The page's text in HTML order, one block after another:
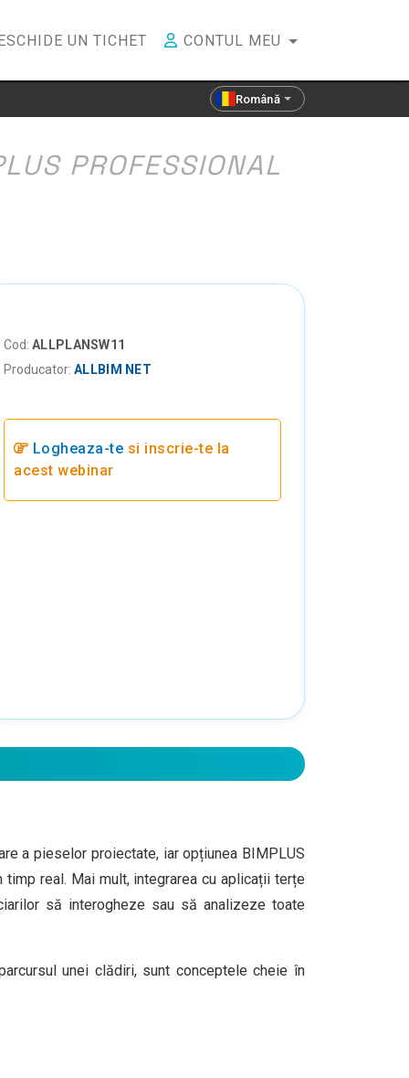
UN TICHET CONTUL MEU
Română
PROFESSIONAL
Cod: ALLPLANSW11
Producator: ALLBIM NET
Logheaza-te si inscrie-te la
acest webinar
a pieselor proiectate, iar opțiunea BIMPLUS
real. Mai mult, integrarea cu aplicații terțe
să interogheze sau să analizeze toate
unei clădiri, sunt conceptele cheie în